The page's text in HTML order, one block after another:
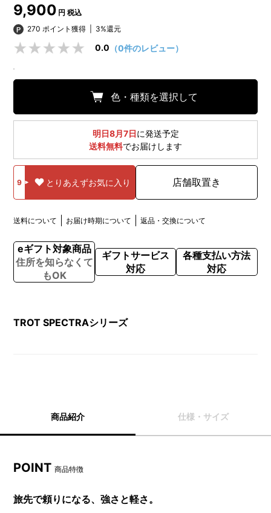
9,900 円 税込
270 ポイント獲得
3%還元
0.0 （0件のレビュー）
色・種類を選択して
明日8月7日に発送予定
送料無料でお届けします
9 とりあえずお気に入り 店舗取置き
送料について お届け時期について 返品・交換について
eギフト対象商品
住所を知らなくて
もOK
ギフトサービス
対応
各種支払い方法
対応
TROT SPECTRAシリーズ
商品紹介 仕様・サイズ
POINT商品特徴
旅先で頼りになる、強さと軽さ。